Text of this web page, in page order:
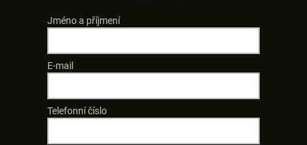
Jméno a příjmení
E-mail
Telefonní číslo